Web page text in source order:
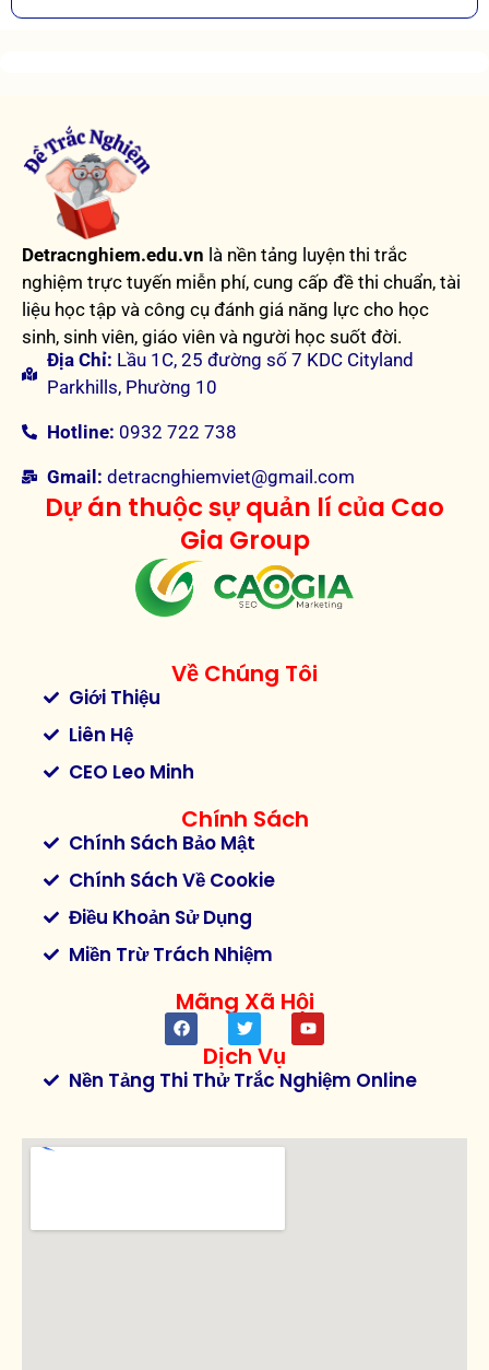
Detracnghiem.edu.vn là nền tảng luyện thi trắc
nghiệm trực tuyến miễn phí, cung cấp đề thi chuẩn, tài
liệu học tập và công cụ đánh giá năng lực cho học
sinh, sinh viên, giáo viên và người học suốt đời.
Địa Chỉ: Lầu 1C, 25 đường số 7 KDC Cityland
Parkhills, Phường 10
Hotline: 0932 722 738
Gmail: detracnghiemviet@gmail.com
Dự án thuộc sự quản lí của Cao
Gia Group
Về Chúng Tôi
Giới Thiệu
Liên Hệ
CEO Leo Minh
Chính Sách
Chính Sách Bảo Mật
Chính Sách Về Cookie
Điều Khoản Sử Dụng
Miền Trừ Trách Nhiệm
Mãng Xã Hội
Dịch Vụ
Nền Tảng Thi Thử Trắc Nghiệm Online